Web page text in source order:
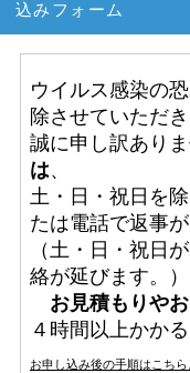
込みフォーム
ウイルス感染の
除させていただき
誠に申し訳ありま
は、
土・日・祝日を
たは電話で返事
（土・日・祝日
絡が延びます。）
お見積もりや
４時間以上かか
お申し込み後の手順はこちら